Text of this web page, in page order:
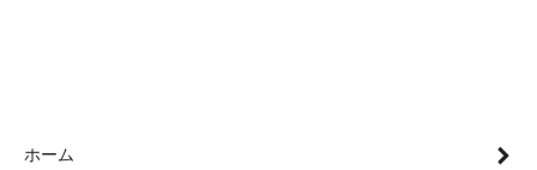
ホーム